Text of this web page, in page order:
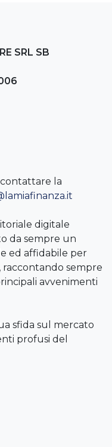
SRL SB
la
digitale
da sempre un
ed affidabile per
raccontando sempre
avvenimenti
sfida sul mercato
profusi del